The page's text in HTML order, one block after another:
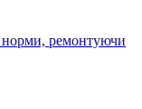
норми, ремонтуючи